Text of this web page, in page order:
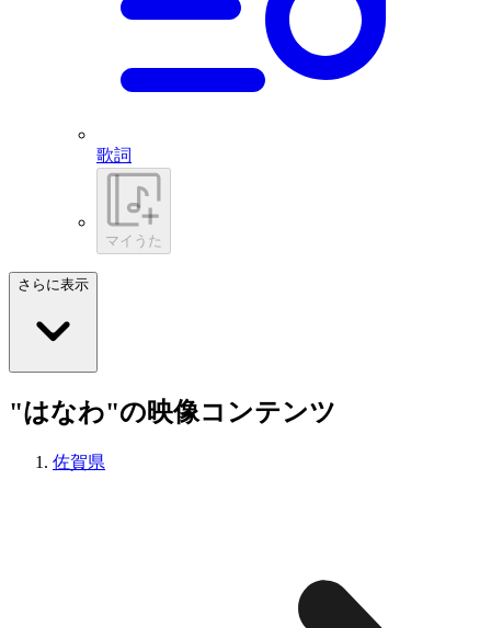
歌詞
マイうた
さらに表示
"はなわ"の映像コンテンツ
佐賀県